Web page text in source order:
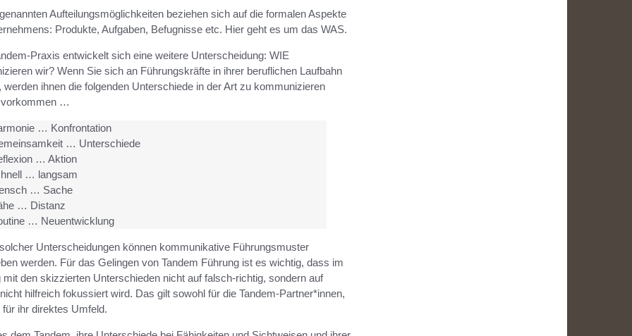
Aufteilungsmöglichkeiten beziehen sich auf die formalen Aspekte
Produkte, Aufgaben, Befugnisse etc. Hier geht es um das WAS.
Praxis entwickelt sich eine weitere Unterscheidung: WIE
wir? Wenn Sie sich an Führungskräfte in ihrer beruflichen Laufbahn
werden ihnen die folgenden Unterschiede in der Art zu kommunizieren
vorkommen …
… Konfrontation
… Unterschiede
… Aktion
… langsam
… Sache
… Distanz
… Neuentwicklung
Unterscheidungen können kommunikative Führungsmuster
werden. Für das Gelingen von Tandem Führung ist es wichtig, dass im
mit den skizzierten Unterschieden nicht auf falsch-richtig, sondern auf
hilfreich fokussiert wird. Das gilt sowohl für die Tandem-Partner*innen,
ihr direktes Umfeld.